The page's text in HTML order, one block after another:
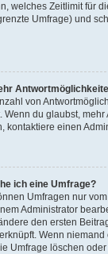
welches Zeitlimit für
Umfrage) und
von
Wenn du glaubst,
kontaktiere einen
ich eine Umfrage?
Umfragen nur
Administrator
den ersten
Wenn
Umfrage löschen